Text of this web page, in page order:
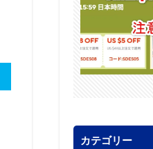
カテゴリー